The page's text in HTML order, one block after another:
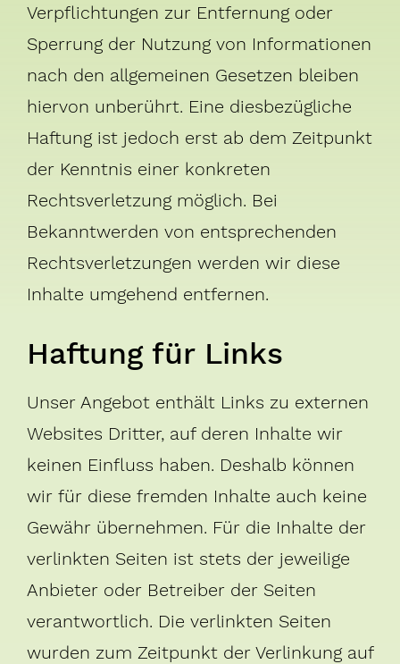
Verpflichtungen zur Entfernung oder
Sperrung der Nutzung von Informationen
nach den allgemeinen Gesetzen bleiben
hiervon unberührt. Eine diesbezügliche
Haftung ist jedoch erst ab dem Zeitpunkt
der Kenntnis einer konkreten
Rechtsverletzung möglich. Bei
Bekanntwerden von entsprechenden
Rechtsverletzungen werden wir diese
Inhalte umgehend entfernen.
Haftung für Links
Unser Angebot enthält Links zu externen
Websites Dritter, auf deren Inhalte wir
keinen Einfluss haben. Deshalb können
wir für diese fremden Inhalte auch keine
Gewähr übernehmen. Für die Inhalte der
verlinkten Seiten ist stets der jeweilige
Anbieter oder Betreiber der Seiten
verantwortlich. Die verlinkten Seiten
wurden zum Zeitpunkt der Verlinkung auf